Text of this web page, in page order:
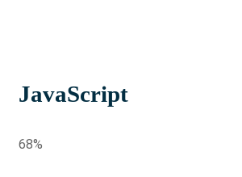
JavaScript
68%